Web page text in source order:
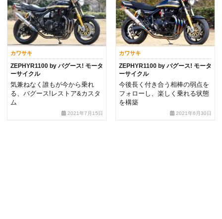
カワサキ
ZEPHYR1100 by バグース! モータ
ーサイクル
気兼ねなく誰もが今から乗れ
る、バグース!レストア&カスタ
ム
2021年7月15日
カワサキ
ZEPHYR1100 by バグース! モータ
ーサイクル
今後長く付き合う相棒の弱点を
フォローし、楽しく乗れる状態
を構築
2021年6月30日